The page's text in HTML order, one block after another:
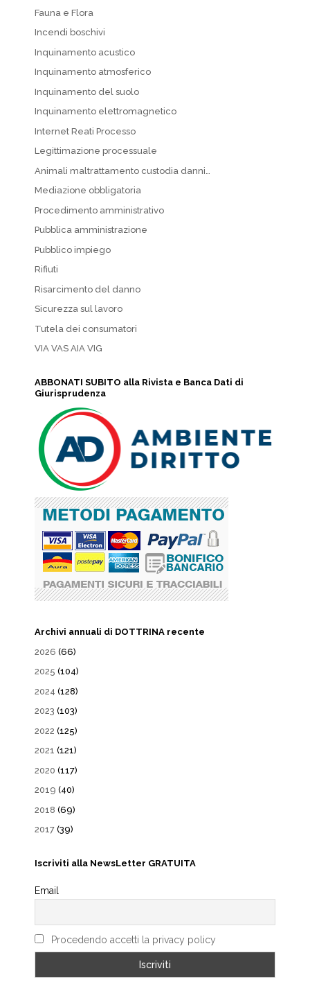
Fauna e Flora
Incendi boschivi
Inquinamento acustico
Inquinamento atmosferico
Inquinamento del suolo
Inquinamento elettromagnetico
Internet Reati Processo
Legittimazione processuale
Animali maltrattamento custodia danni…
Mediazione obbligatoria
Procedimento amministrativo
Pubblica amministrazione
Pubblico impiego
Rifiuti
Risarcimento del danno
Sicurezza sul lavoro
Tutela dei consumatori
VIA VAS AIA VIG
ABBONATI SUBITO alla Rivista e Banca Dati di
Giurisprudenza
Archivi annuali di DOTTRINA recente
2026 (66)
2025 (104)
2024 (128)
2023 (103)
2022 (125)
2021 (121)
2020 (117)
2019 (40)
2018 (69)
2017 (39)
Iscriviti alla NewsLetter GRATUITA
Email
Procedendo accetti la privacy policy